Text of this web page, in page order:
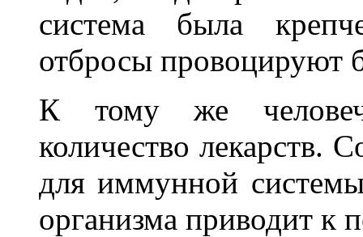
система была
отбросы провоцируют
К тому же
количество лекарств.
для иммунной
организма приводит к